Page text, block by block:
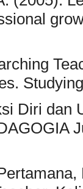
Diri dan